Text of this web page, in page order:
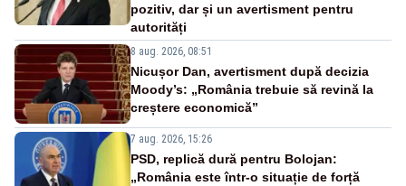
pozitiv, dar și un avertisment pentru
autorități
8 aug. 2026, 08:51
Nicușor Dan, avertisment după decizia
Moody’s: „România trebuie să revină la
creștere economică”
7 aug. 2026, 15:26
PSD, replică dură pentru Bolojan:
„România este într-o situație de forță